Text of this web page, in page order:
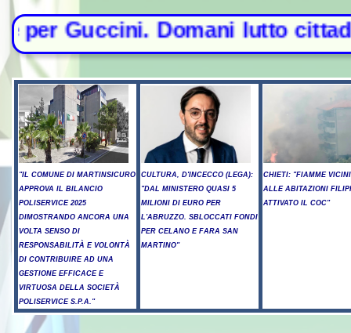
lutto cittadino-
"IL COMUNE DI MARTINSICURO
APPROVA IL BILANCIO
POLISERVICE 2025
DIMOSTRANDO ANCORA UNA
VOLTA SENSO DI
RESPONSABILITÀ E VOLONTÀ
DI CONTRIBUIRE AD UNA
GESTIONE EFFICACE E
VIRTUOSA DELLA SOCIETÀ
POLISERVICE S.P.A."
CULTURA, D'INCECCO (LEGA):
"DAL MINISTERO QUASI 5
MILIONI DI EURO PER
L'ABRUZZO. SBLOCCATI FONDI
PER CELANO E FARA SAN
MARTINO"
CHIETI: "FIAMME
ALLE ABITAZIONI
ATTIVATO IL COC"